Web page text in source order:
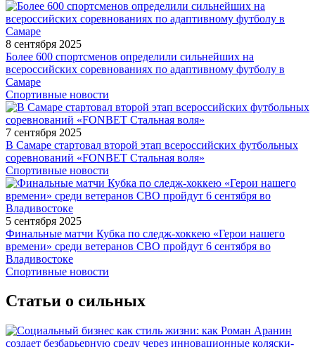
8 сентября 2025
Более 600 спортсменов определили сильнейших на
всероссийских соревнованиях по адаптивному футболу в
Самаре
Спортивные новости
7 сентября 2025
В Самаре стартовал второй этап всероссийских футбольных
соревнований «FONBET Стальная воля»
Спортивные новости
5 сентября 2025
Финальные матчи Кубка по следж-хоккею «Герои нашего
времени» среди ветеранов СВО пройдут 6 сентября во
Владивостоке
Спортивные новости
Статьи о сильных